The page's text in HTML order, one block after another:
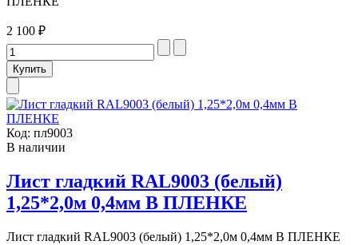
2 100 ₽
Код: пл9003
В наличии
Лист гладкий RAL9003 (белый)
1,25*2,0м 0,4мм В ПЛЕНКЕ
Лист гладкий RAL9003 (белый) 1,25*2,0м 0,4мм В ПЛЕНКЕ